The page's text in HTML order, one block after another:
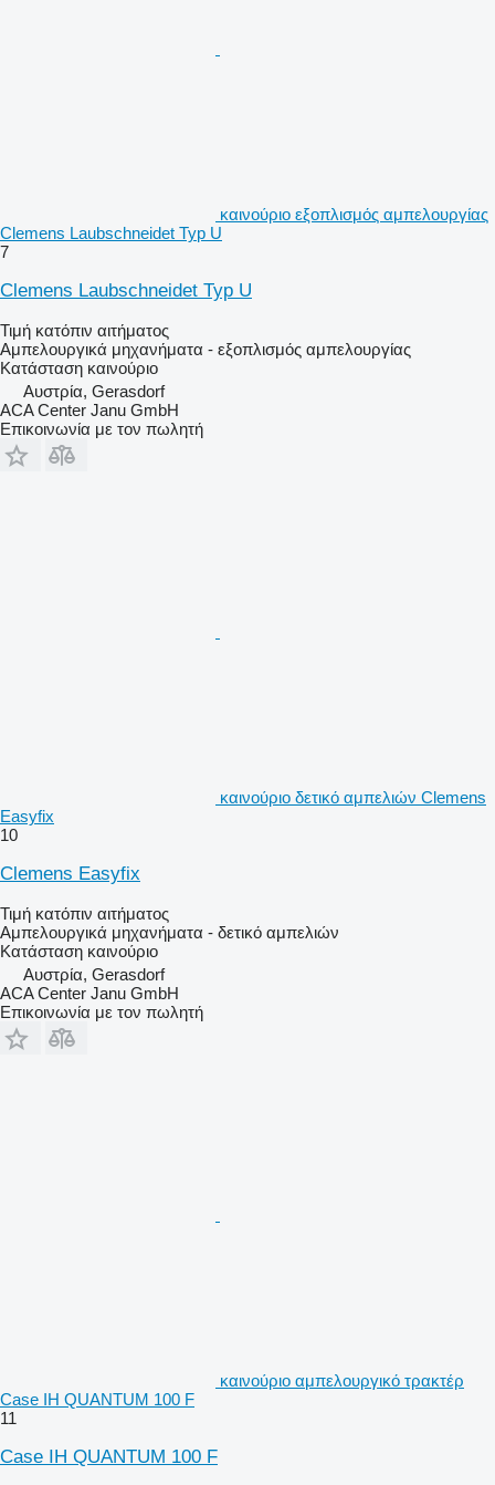
καινούριο εξοπλισμός αμπελουργίας
Clemens Laubschneidet Typ U
7
Clemens Laubschneidet Typ U
Τιμή κατόπιν αιτήματος
Αμπελουργικά μηχανήματα - εξοπλισμός αμπελουργίας
Κατάσταση καινούριο
Αυστρία, Gerasdorf
ACA Center Janu GmbH
Επικοινωνία με τον πωλητή
καινούριο δετικό αμπελιών Clemens
Easyfix
10
Clemens Easyfix
Τιμή κατόπιν αιτήματος
Αμπελουργικά μηχανήματα - δετικό αμπελιών
Κατάσταση καινούριο
Αυστρία, Gerasdorf
ACA Center Janu GmbH
Επικοινωνία με τον πωλητή
καινούριο αμπελουργικό τρακτέρ
Case IH QUANTUM 100 F
11
Case IH QUANTUM 100 F